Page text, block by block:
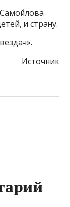
и страну.
Источник